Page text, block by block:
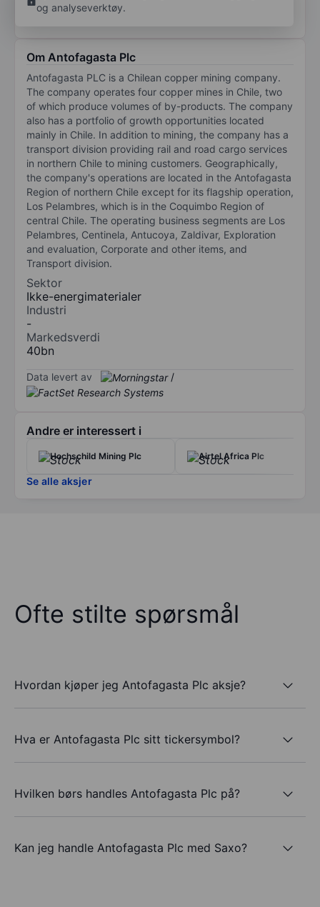
og analyseverktøy.
Om Antofagasta Plc
Antofagasta PLC is a Chilean copper mining company.
The company operates four copper mines in Chile, two
of which produce volumes of by-products. The company
also has a portfolio of growth opportunities located
mainly in Chile. In addition to mining, the company has a
transport division providing rail and road cargo services
in northern Chile to mining customers. Geographically,
the company's operations are located in the Antofagasta
Region of northern Chile except for its flagship operation,
Los Pelambres, which is in the Coquimbo Region of
central Chile. The operating business segments are Los
Pelambres, Centinela, Antucoya, Zaldivar, Exploration
and evaluation, Corporate and other items, and
Transport division.
Sektor
Ikke-energimaterialer
Industri
-
Markedsverdi
40bn
Data levert av /
Andre er interessert i
Hochschild Mining Plc Airtel Africa Plc
Se alle aksjer
Ofte stilte spørsmål
Hvordan kjøper jeg Antofagasta Plc aksje?
Hva er Antofagasta Plc sitt tickersymbol?
Hvilken børs handles Antofagasta Plc på?
Kan jeg handle Antofagasta Plc med Saxo?